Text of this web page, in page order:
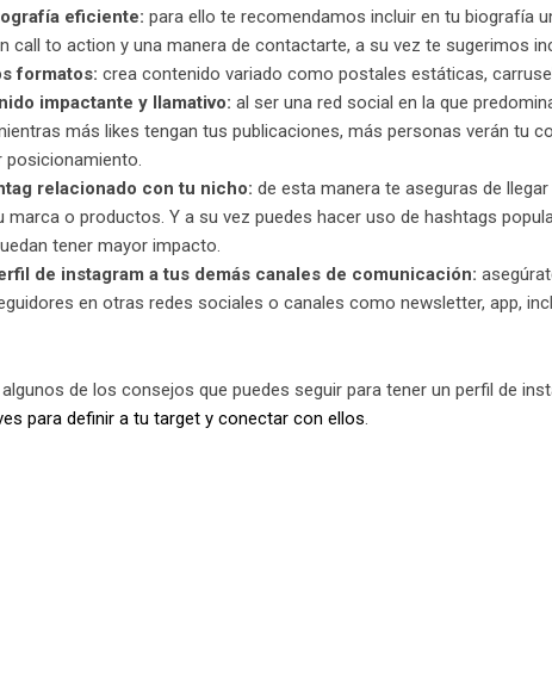
eficiente: para ello te recomendamos incluir en tu biografía
call to action y una manera de contactarte, a su vez te sugerimos
formatos: crea contenido variado como postales estáticas,
impactante y llamativo: al ser una red social en la que
más likes tengan tus publicaciones, más personas verán tu
posicionamiento.
relacionado con tu nicho: de esta manera te aseguras de
marca o productos. Y a su vez puedes hacer uso de hashtags
tener mayor impacto.
de instagram a tus demás canales de comunicación:
en otras redes sociales o canales como newsletter, app,
de los consejos que puedes seguir para tener un perfil de
para definir a tu target y conectar con ellos.